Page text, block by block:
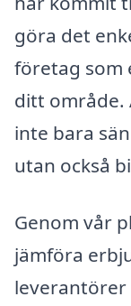
göra det
företag som
ditt område.
inte bara
utan också
Genom vår
jämföra
leverantörer